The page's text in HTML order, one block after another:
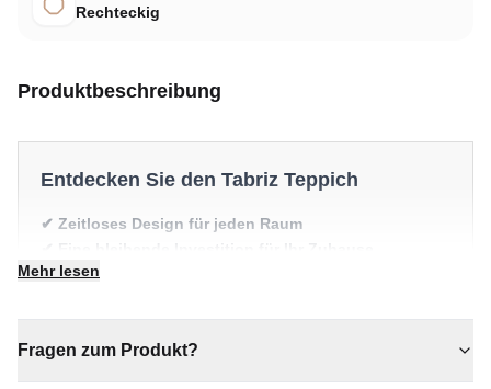
Rechteckig
Produktbeschreibung
Entdecken Sie den Tabriz Teppich
✔ Zeitloses Design für jeden Raum
✔ Ein markantes Dekostück
✔ Sorgt für Wärme und Komfort
Mehr lesen
Fragen zum Produkt?